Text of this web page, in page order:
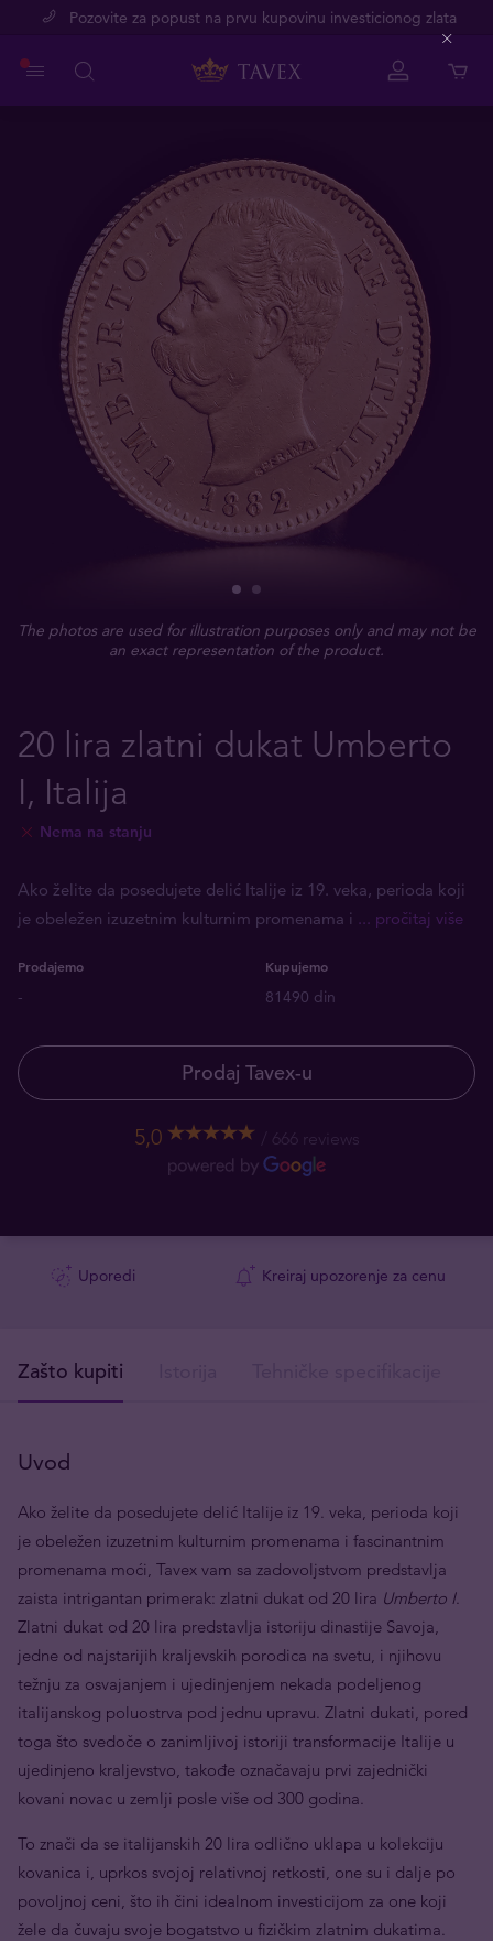
Pozovite za popust na prvu kupovinu investicionog zlata
The photos are used for illustration purposes only and may not be
an exact representation of the product.
20 lira zlatni dukat Umberto
I, Italija
Nema na stanju
Ako želite da posedujete delić Italije iz 19. veka, perioda koji
je obeležen izuzetnim kulturnim promenama i ... pročitaj više
Prodajemo Kupujemo
- 81490 din
Prodaj Tavex-u
5,0 666 reviews
Uporedi Kreiraj upozorenje za cenu
Zašto kupiti
Uvod
Ako želite da posedujete delić Italije iz 19. veka, perioda koji
je obeležen izuzetnim kulturnim promenama i fascinantnim
promenama moći, Tavex vam sa zadovoljstvom predstavlja
zaista intrigantan primerak: zlatni dukat od 20 lira Umberto I.
Zlatni dukat od 20 lira predstavlja istoriju dinastije Savoja,
jedne od najstarijih kraljevskih porodica na svetu, i njihovu
težnju za osvajanjem i ujedinjenjem nekada podeljenog
italijanskog poluostrva pod jednu upravu. Zlatni dukati, pored
toga što svedoče o zanimljivoj istoriji transformacije Italije u
ujedinjeno kraljevstvo, takođe označavaju prvi zajednički
kovani novac u zemlji posle više od 300 godina.
To znači da se italijanskih 20 lira odlično uklapa u kolekciju
kovanica i, uprkos svojoj relativnoj retkosti, one su i dalje po
povoljnoj ceni, što ih čini idealnom investicijom za one koji
žele da čuvaju svoje bogatstvo u fizičkim zlatnim dukatima.
Close